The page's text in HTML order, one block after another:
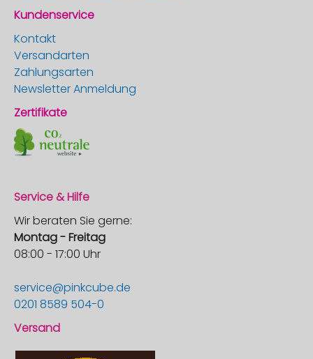
Kundenservice
Kontakt
Versandarten
Zahlungsarten
Newsletter Anmeldung
Zertifikate
Service & Hilfe
Wir beraten Sie gerne:
Montag - Freitag
08:00 - 17:00 Uhr
service@pinkcube.de
0201 8589 504-0
Versand